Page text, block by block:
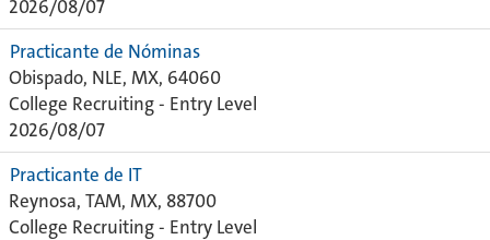
2026/08/07
Practicante de Nóminas
Obispado, NLE, MX, 64060
College Recruiting - Entry Level
2026/08/07
Practicante de IT
Reynosa, TAM, MX, 88700
College Recruiting - Entry Level